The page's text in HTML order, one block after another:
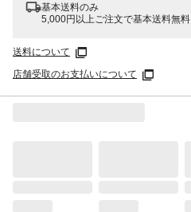
基本送料のみ
5,000円以上ご注文で基本送料無料
送料について
店舗受取のお支払いについて